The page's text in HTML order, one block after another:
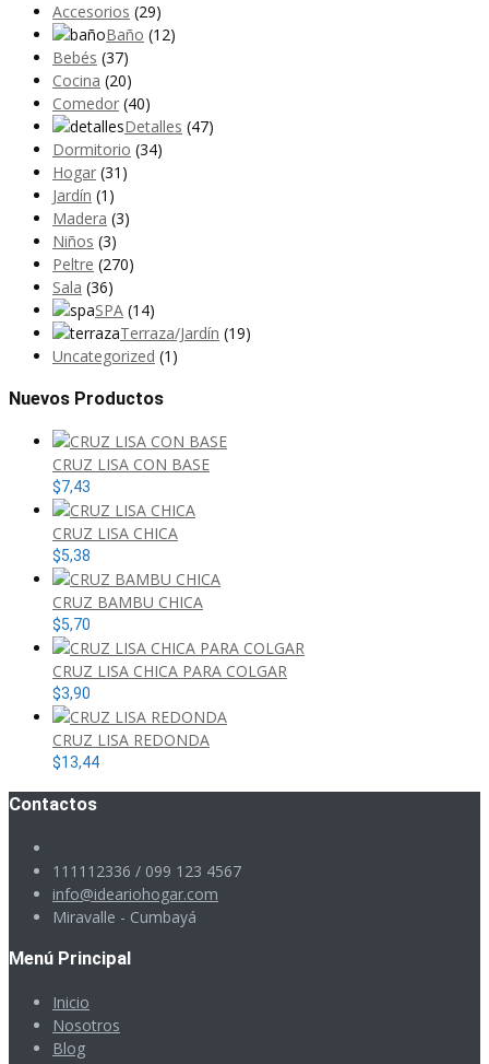
Accesorios (29)
Baño (12)
Bebés (37)
Cocina (20)
Comedor (40)
Detalles (47)
Dormitorio (34)
Hogar (31)
Jardín (1)
Madera (3)
Niños (3)
Peltre (270)
Sala (36)
SPA (14)
Terraza/Jardín (19)
Uncategorized (1)
Nuevos Productos
CRUZ LISA CON BASE
$7,43
CRUZ LISA CHICA
$5,38
CRUZ BAMBU CHICA
$5,70
CRUZ LISA CHICA PARA COLGAR
$3,90
CRUZ LISA REDONDA
$13,44
Contactos
111112336 / 099 123 4567
info@ideariohogar.com
Miravalle - Cumbayá
Menú Principal
Inicio
Nosotros
Blog